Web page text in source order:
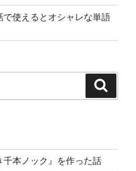
使えるとオシャレな単語
本ノック』を作った話